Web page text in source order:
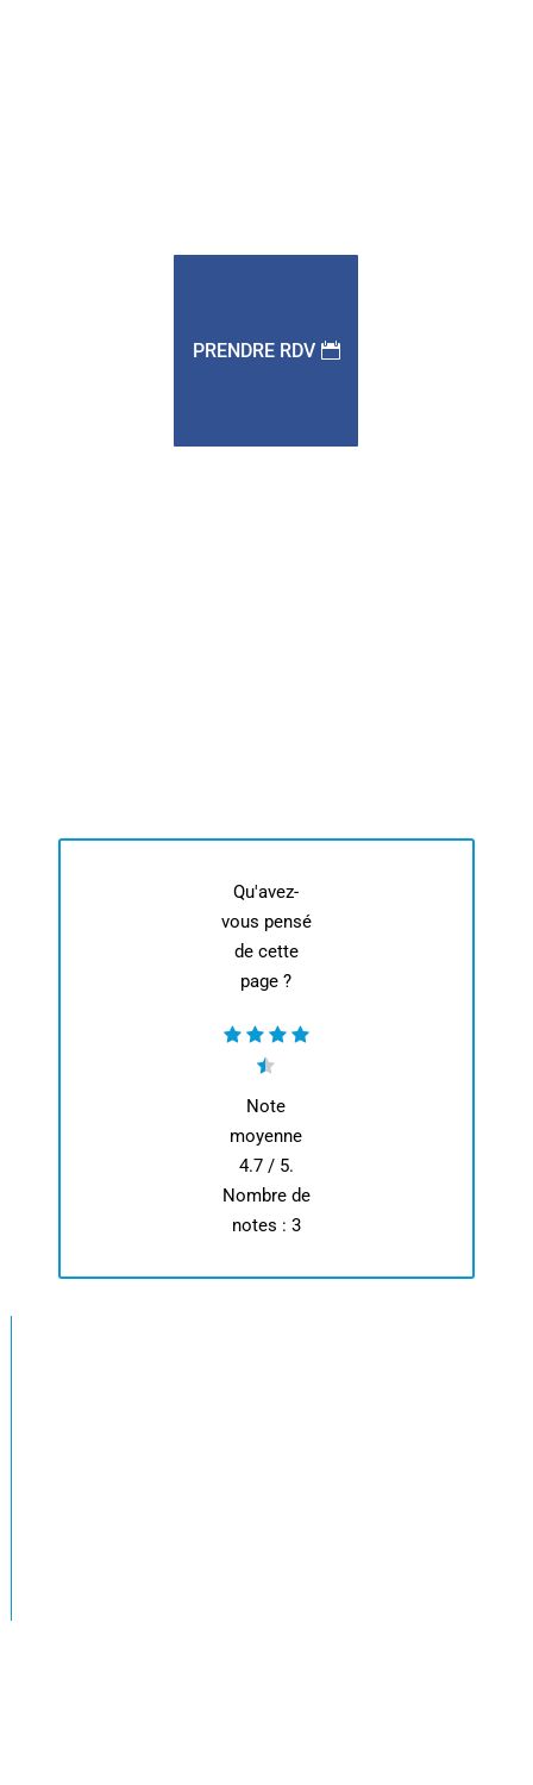
PRENDRE RDV
Qu'avez-
vous pensé
de cette
page ?
Note
moyenne
4.7/ 5.
Nombre de
notes : 3